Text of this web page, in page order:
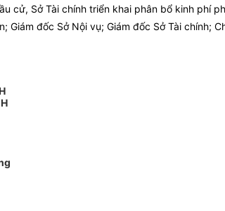
cử, Sở Tài chính triển khai phân bổ kinh phí
Giám đốc Sở Nội vụ; Giám đốc Sở Tài